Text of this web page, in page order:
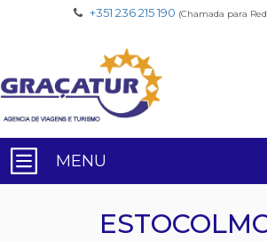
+351 236 215 190 (Chamada para
MENU